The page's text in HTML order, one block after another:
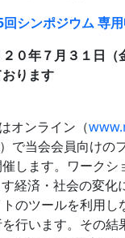
回シンポジウム 専
２０年７月３１日
ります
オンライン（
で当会会員向けの
します。ワークシ
経済・社会の変化
のツールを利用し
行います。その結